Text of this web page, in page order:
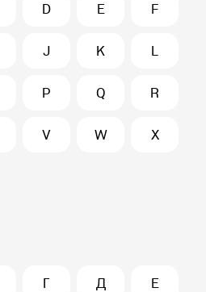
D E F
J K L
P Q R
V W X
Г Д Е